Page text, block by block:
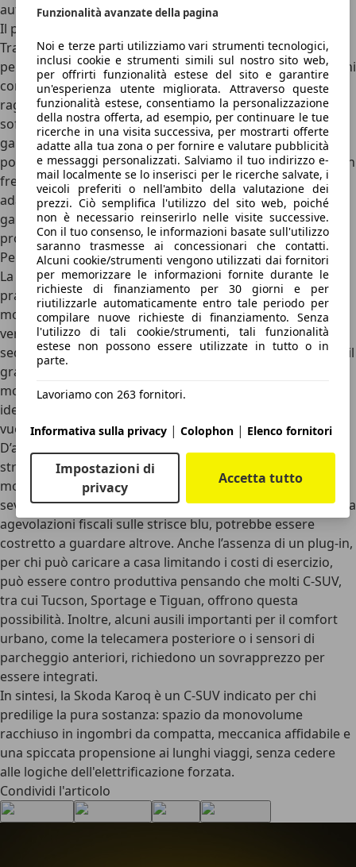
Funzionalità avanzate della pagina
Noi e terze parti utilizziamo vari strumenti tecnologici,
inclusi cookie e strumenti simili sul nostro sito web,
per offrirti funzionalità estese del sito e garantire
un'esperienza utente migliorata. Attraverso queste
funzionalità estese, consentiamo la personalizzazione
della nostra offerta, ad esempio, per continuare le tue
ricerche in una visita successiva, per mostrarti offerte
adatte alla tua zona o per fornire e valutare pubblicità
e messaggi personalizzati. Salviamo il tuo indirizzo e-
mail localmente se lo inserisci per le ricerche salvate, i
veicoli preferiti o nell'ambito della valutazione dei
prezzi. Ciò semplifica l'utilizzo del sito web, poiché
non è necessario reinserirlo nelle visite successive.
Con il tuo consenso, le informazioni basate sull'utilizzo
saranno trasmesse ai concessionari che contatti.
Alcuni cookie/strumenti vengono utilizzati dai fornitori
per memorizzare le informazioni fornite durante le
richieste di finanziamento per 30 giorni e per
riutilizzarle automaticamente entro tale periodo per
compilare nuove richieste di finanziamento. Senza
l'utilizzo di tali cookie/strumenti, tali funzionalità
estese non possono essere utilizzate in tutto o in
parte.
Lavoriamo con 263 fornitori.
Informativa sulla privacy | Colophon | Elenco fornitori
Impostazioni di
privacy
Accetta tutto
automatica in manovra
Il pacchetto può essere ulteriormente arricchito con il
Travel Assistant Pack , che aggiunge il sistema predittivo
per il Cruise Control e il Traffic Jam Assistant (per le versioni
con cambio automatico DSG), permettendo alla vettura di
raggiungere un livello di assistenza alla guida molto
sofisticato per i lunghi trasferimenti. Nella versione top di
gamma Sportline si aggiungono di serie la telecamera
posteriore, sensori di parcheggio anteriori e posteriori con
frenata automatica e fari adattivi Full LED Matrix con luci
adattive, importanti durante la guida notturna per
garantire la massima luminosità senza infastidire chi
procede nel senso opposto della carreggiata.
Perché scegliere la Karoq e perché no
La Skoda Karoq si conferma come una tra le scelte più
pragmatiche nel segmento dei SUV compatti. Tra i validi
motivi per sceglierla vi sono la clamorosa capienza e
versatilità del bagagliaio (grazie all'esclusivo sistema di
sedili VarioFlex), l' ergonomia irreprensibile degli interni, e il
grande comfort di marcia assicurato da una gamma di
motori a benzina e a gasolio dall'efficienza comprovata,
ideali per chi percorre migliaia di chilometri all'anno e non
vuole l'ansia della ricarica elettrica.
D’altro canto, la Karoq presenta un punto debole
strategico non trascurabile: la
motorizzazioni ibride o plug-in
. Chi vive in città soggette a
severe restrizioni del traffico per i veicoli termici o chi cerca
agevolazioni fiscali sulle strisce blu, potrebbe essere
costretto a guardare altrove. Anche l’assenza di un plug-in,
per chi può caricare a casa limitando i costi di esercizio,
può essere contro produttiva pensando che molti C-SUV,
tra cui Tucson, Sportage e Tiguan, offrono questa
possibilità. Inoltre, alcuni ausili importanti per il comfort
urbano, come la telecamera posteriore o i sensori di
parcheggio anteriori, richiedono un sovrapprezzo per
essere integrati.
In sintesi, la Skoda Karoq è un C-SUV indicato per chi
predilige la pura sostanza: spazio da monovolume
racchiuso in ingombri da compatta, meccanica affidabile e
una spiccata propensione ai lunghi viaggi, senza cedere
alle logiche dell'elettrificazione forzata.
Condividi l'articolo